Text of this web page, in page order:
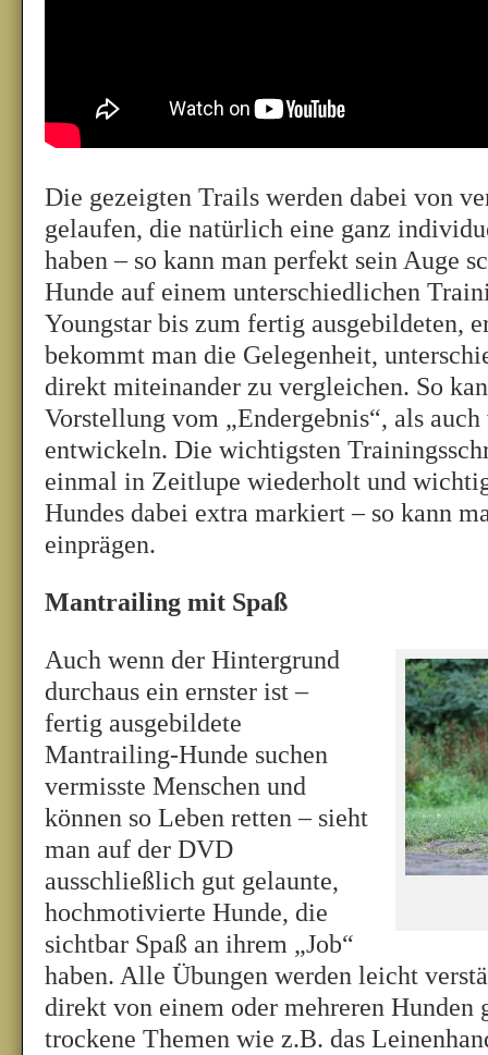
Die gezeigten Trails werden dabei von
gelaufen, die natürlich eine ganz
haben – so kann man perfekt sein Auge
Hunde auf einem unterschiedlichen
Youngstar bis zum fertig ausgebildeten,
bekommt man die Gelegenheit,
direkt miteinander zu vergleichen. So
Vorstellung vom „Endergebnis“, als
entwickeln. Die wichtigsten
einmal in Zeitlupe wiederholt und
Hundes dabei extra markiert – so kann
einprägen.
Mantrailing mit Spaß
Auch wenn der Hintergrund
durchaus ein ernster ist –
fertig ausgebildete
Mantrailing-Hunde suchen
vermisste Menschen und
können so Leben retten – sieht
man auf der DVD
ausschließlich gut gelaunte,
hochmotivierte Hunde, die
sichtbar Spaß an ihrem „Job“
haben. Alle Übungen werden leicht
direkt von einem oder mehreren
trockene Themen wie z.B. das